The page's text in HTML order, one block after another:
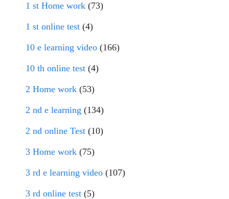
1 st Home work (73)
1 st online test (4)
10 e learning video (166)
10 th online test (4)
2 Home work (53)
2 nd e learning (134)
2 nd online Test (10)
3 Home work (75)
3 rd e learning video (107)
3 rd online test (5)